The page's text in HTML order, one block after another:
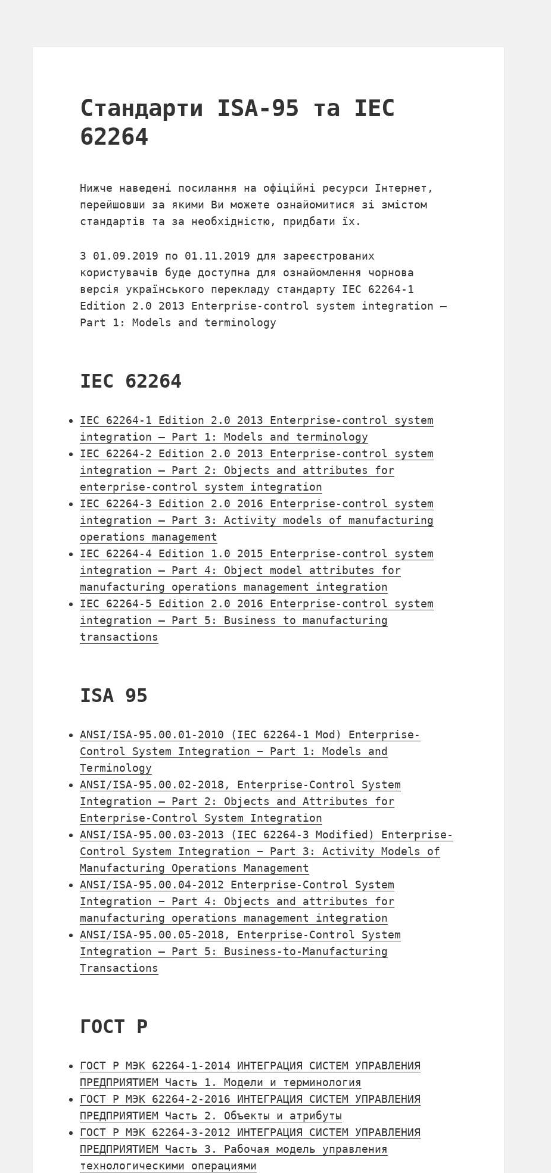
Стандарти ISA-95 та IEC
62264
Нижче наведені посилання на офіційні ресурси Інтернет,
перейшовши за якими Ви можете ознайомитися зі змістом
стандартів та за необхідністю, придбати їх.
З 01.09.2019 по 01.11.2019 для зареєстрованих
користувачів буде доступна для ознайомлення чорнова
версія українського перекладу стандарту IEC 62264-1
Edition 2.0 2013 Enterprise-control system integration –
Part 1: Models and terminology
IEC 62264
IEC 62264-1 Edition 2.0 2013 Enterprise-control system
integration – Part 1: Models and terminology
IEC 62264-2 Edition 2.0 2013 Enterprise-control system
integration – Part 2: Objects and attributes for
enterprise-control system integration
IEC 62264-3 Edition 2.0 2016 Enterprise-control system
integration – Part 3: Activity models of manufacturing
operations management
IEC 62264-4 Edition 1.0 2015 Enterprise-control system
integration – Part 4: Object model attributes for
manufacturing operations management integration
IEC 62264-5 Edition 2.0 2016 Enterprise-control system
integration – Part 5: Business to manufacturing
transactions
ISA 95
ANSI/ISA-95.00.01-2010 (IEC 62264-1 Mod) Enterprise-
Control System Integration − Part 1: Models and
Terminology
ANSI/ISA-95.00.02-2018, Enterprise-Control System
Integration – Part 2: Objects and Attributes for
Enterprise-Control System Integration
ANSI/ISA-95.00.03-2013 (IEC 62264-3 Modified) Enterprise-
Control System Integration − Part 3: Activity Models of
Manufacturing Operations Management
ANSI/ISA-95.00.04-2012 Enterprise-Control System
Integration − Part 4: Objects and attributes for
manufacturing operations management integration
ANSI/ISA-95.00.05-2018, Enterprise-Control System
Integration – Part 5: Business-to-Manufacturing
Transactions
ГОСТ Р
ГОСТ Р МЭК 62264-1-2014 ИНТЕГРАЦИЯ СИСТЕМ УПРАВЛЕНИЯ
ПРЕДПРИЯТИЕМ Часть 1. Модели и терминология
ГОСТ Р МЭК 62264-2-2016 ИНТЕГРАЦИЯ СИСТЕМ УПРАВЛЕНИЯ
ПРЕДПРИЯТИЕМ Часть 2. Объекты и атрибуты
ГОСТ Р МЭК 62264-3-2012 ИНТЕГРАЦИЯ СИСТЕМ УПРАВЛЕНИЯ
ПРЕДПРИЯТИЕМ Часть 3. Рабочая модель управления
технологическими операциями